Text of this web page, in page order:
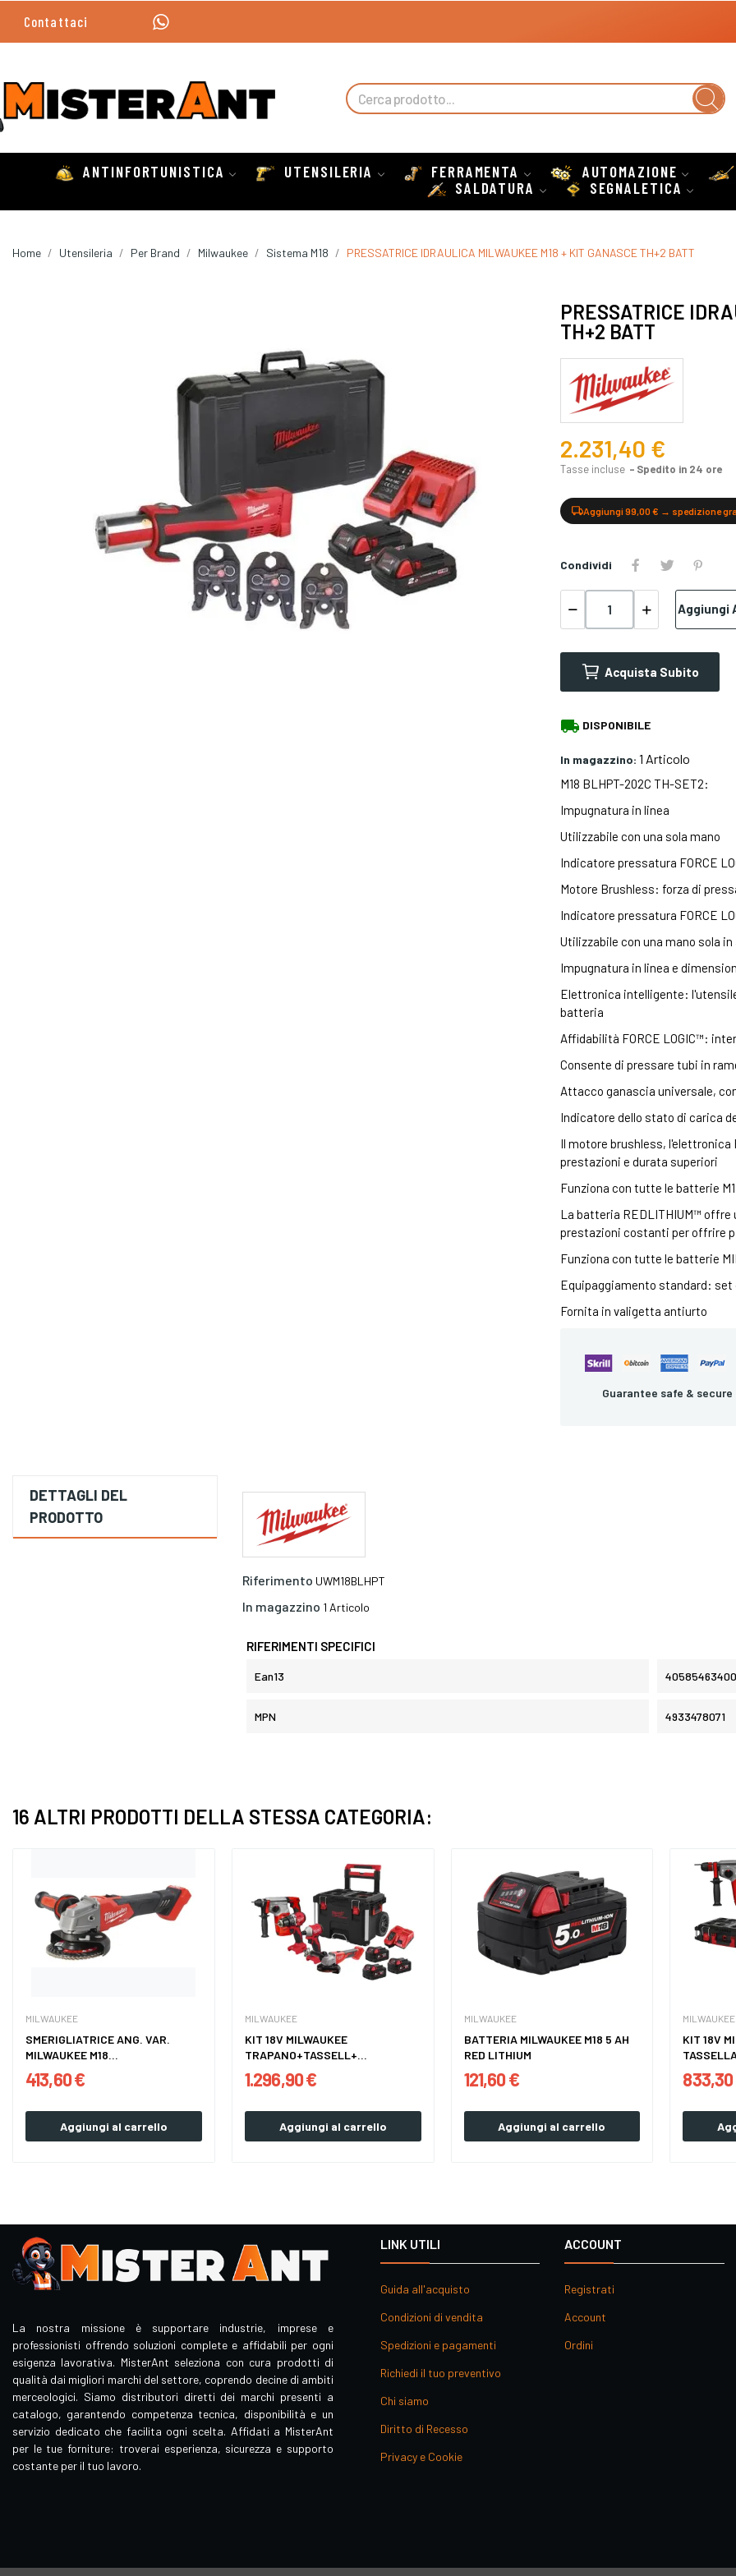
Contattaci
ANTINFORTUNISTICA UTENSILERIA FERRAMENTA
AUTOMAZIONE
SALDATURA
SEGNALETICA
Home Utensileria Per Brand Milwaukee Sistema M18 PRESSATRICE IDRAULICA MILWAUKEE M18 + KIT GANASCE TH+2 BATT
PRESSATRICE
TH+2 BATT
2.231,40 €
Tasse incluse Spedito in 24 ore
Aggiungi 99,00 € → spedizione
Condividi
Aggiungi
Acquista Subito
local_shipping DISPONIBILE
In magazzino: 1 Articolo
M18 BLHPT-202C TH-SET2:
Impugnatura in linea
Utilizzabile con una sola mano
Indicatore pressatura FORCE
Motore Brushless: forza di
Indicatore pressatura FORCE
Utilizzabile con una mano sola
Impugnatura in linea e
Elettronica intelligente:
batteria
Affidabilità FORCE LOGIC™:
Consente di pressare tubi in
Attacco ganascia universale,
Indicatore dello stato di carica
Il motore brushless, l'elettronica
prestazioni e durata superiori
Funziona con tutte le batterie
La batteria REDLITHIUM™
prestazioni costanti per offrire
Funziona con tutte le batterie
Equipaggiamento standard: set
Fornita in valigetta antiurto
Guarantee safe &
DETTAGLI DEL
PRODOTTO
Riferimento UWM18BLHPT
In magazzino 1 Articolo
RIFERIMENTI SPECIFICI
Ean13
MPN 4933478071
16 ALTRI PRODOTTI DELLA STESSA CATEGORIA:
MILWAUKEE
SMERIGLIATRICE ANG. VAR.
MILWAUKEE M18...
413,60 €
Aggiungi al carrello
MILWAUKEE
KIT 18V MILWAUKEE
TRAPANO+TASSELL+...
1.296,90 €
Aggiungi al carrello
MILWAUKEE
BATTERIA MILWAUKEE M18 5 AH
RED LITHIUM
121,60 €
Aggiungi al carrello
MILWAUKEE
KIT 18V
125 +...
La nostra missione è supportare industrie, imprese e
professionisti offrendo soluzioni complete e affidabili per ogni
esigenza lavorativa. MisterAnt seleziona con cura prodotti di
qualità dai migliori marchi del settore, coprendo decine di ambiti
merceologici. Siamo distributori diretti dei marchi presenti a
catalogo, garantendo competenza tecnica, disponibilità e un
servizio dedicato che facilita ogni scelta. Affidati a MisterAnt
per le tue forniture: troverai esperienza, sicurezza e supporto
costante per il tuo lavoro.
LINK UTILI
Guida all'acquisto
Condizioni di vendita
Spedizioni e pagamenti
Richiedi il tuo preventivo
Chi siamo
Diritto di Recesso
Privacy e Cookie
ACCOUNT
Registrati
Account
Ordini